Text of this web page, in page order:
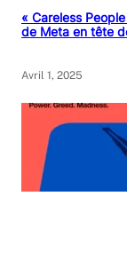
« Careless
de Meta en tête
Avril 1, 2025